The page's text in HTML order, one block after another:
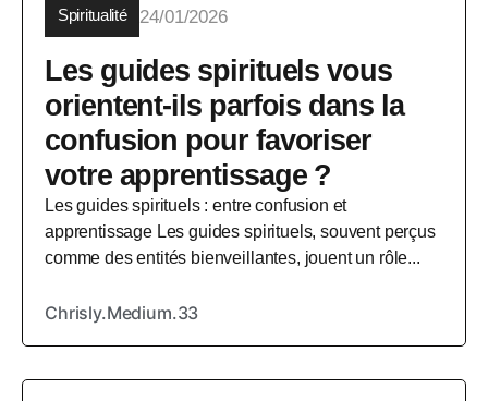
Spiritualité 24/01/2026
Les guides spirituels vous
orientent-ils parfois dans la
confusion pour favoriser
votre apprentissage ?
Les guides spirituels : entre confusion et
apprentissage Les guides spirituels, souvent perçus
comme des entités bienveillantes, jouent un rôle...
Chrisly.Medium.33